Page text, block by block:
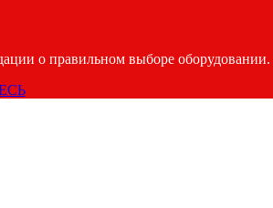
о правильном выборе оборудовании.